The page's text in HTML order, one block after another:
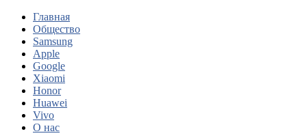
Главная
Общество
Samsung
Apple
Google
Xiaomi
Honor
Huawei
Vivo
О нас